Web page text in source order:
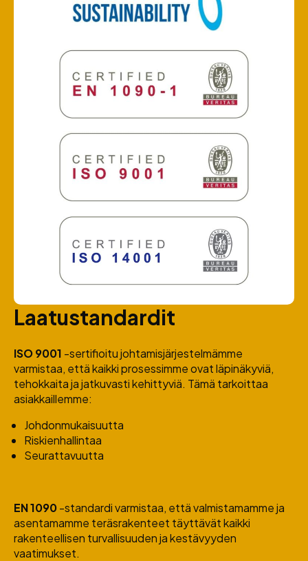
Laatustandardit
ISO 9001 -sertifioitu johtamisjärjestelmämme
varmistaa, että kaikki prosessimme ovat läpinäkyviä,
tehokkaita ja jatkuvasti kehittyviä. Tämä tarkoittaa
asiakkaillemme:
Johdonmukaisuutta
Riskienhallintaa
Seurattavuutta
EN 1090-standardi varmistaa, että valmistamamme ja
asentamamme teräsrakenteet täyttävät kaikki
rakenteellisen turvallisuuden ja kestävyyden
vaatimukset.